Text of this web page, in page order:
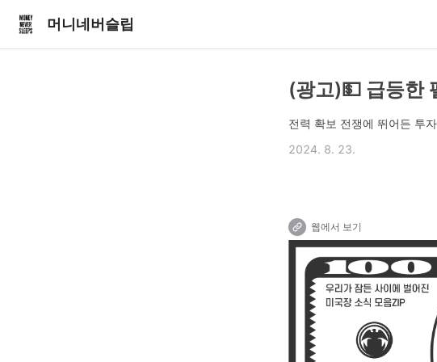
머니네버슬립
(광고)💵 급등한
전력 확보 전쟁에 뛰어든 투
2024. 8. 23.
웹에서 보기